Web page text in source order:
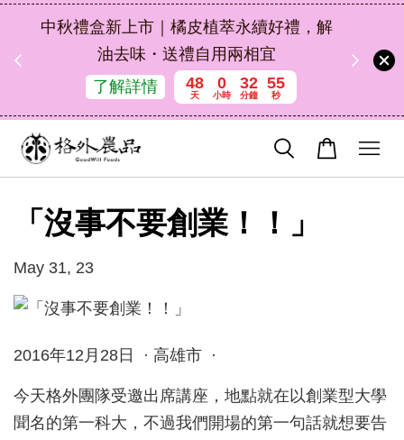
中秋禮盒新上市｜橘皮植萃永續好禮，解
油去味・送禮自用兩相宜
了解詳情
48
天
0
小時
32
分鐘
54
秒
「沒事不要創業！！」
May 31, 23
2016年12月28日 · 高雄市 ·
今天格外團隊受邀出席講座，地點就在以創業型大學
聞名的第一科大，不過我們開場的第一句話就想要告